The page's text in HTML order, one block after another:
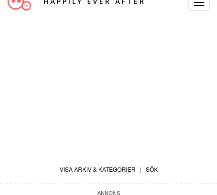
Toggle
VISA ARKIV & KATEGORIER | SÖK